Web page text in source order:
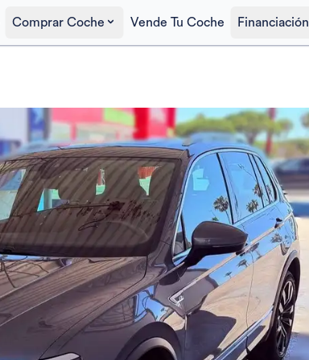
Comprar Coche Vende Tu Coche Financiación